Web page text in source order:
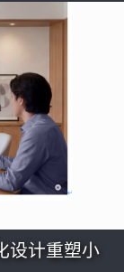
设计重塑小